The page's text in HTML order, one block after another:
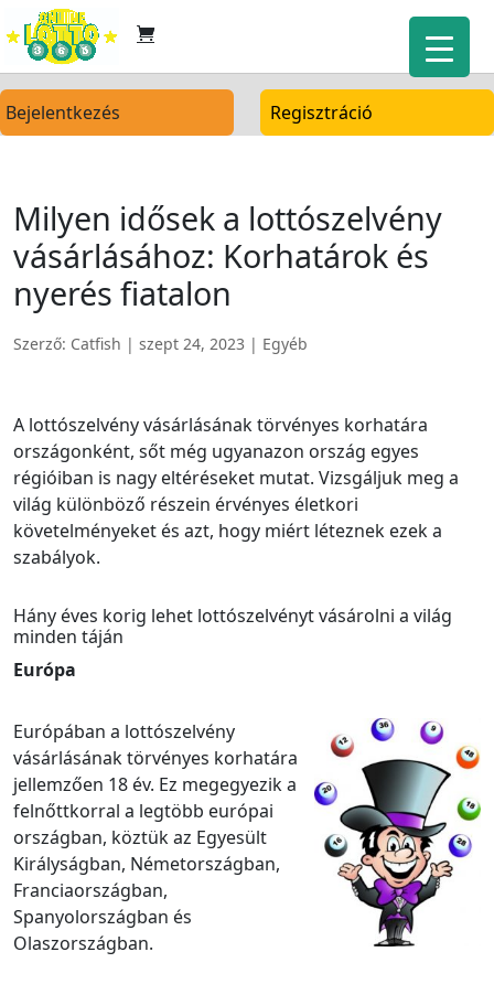
Bejelentkezés Regisztráció
Milyen idősek a lottószelvény
vásárlásához: Korhatárok és
nyerés fiatalon
Szerző: Catfish | szept 24, 2023 | Egyéb
A lottószelvény vásárlásának törvényes korhatára
országonként, sőt még ugyanazon ország egyes
régióiban is nagy eltéréseket mutat. Vizsgáljuk meg a
világ különböző részein érvényes életkori
követelményeket és azt, hogy miért léteznek ezek a
szabályok.
Hány éves korig lehet lottószelvényt vásárolni a világ
minden táján
Európa
Európában a lottószelvény
vásárlásának törvényes korhatára
jellemzően 18 év. Ez megegyezik a
felnőttkorral a legtöbb európai
országban, köztük az Egyesült
Királyságban, Németországban,
Franciaországban,
Spanyolországban és
Olaszországban.